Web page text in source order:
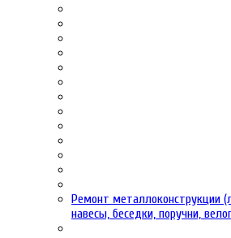
Ремонт металлоконструкции
навесы, беседки, поручни,